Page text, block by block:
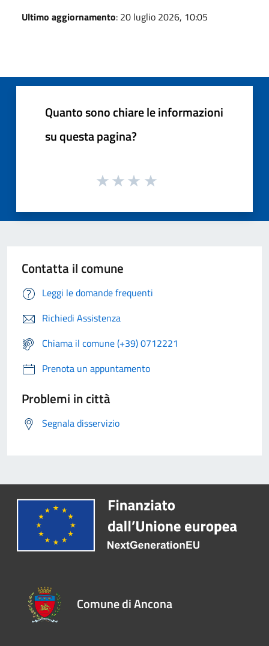
Ultimo aggiornamento: 20 luglio 2026, 10:05
Quanto sono chiare le informazioni
su questa pagina?
Contatta il comune
Leggi le domande frequenti
Richiedi Assistenza
Chiama il comune (+39) 0712221
Prenota un appuntamento
Problemi in città
Segnala disservizio
Comune di Ancona